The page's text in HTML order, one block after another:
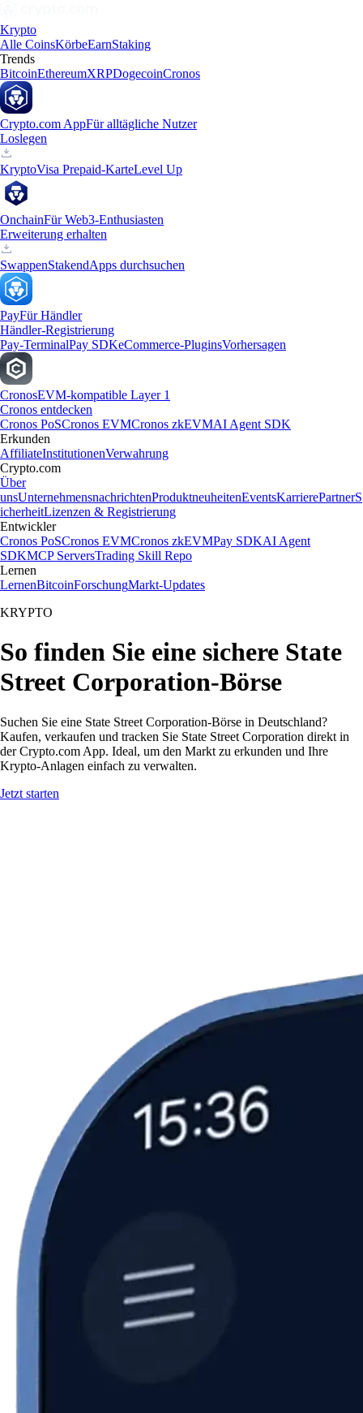
Krypto
Alle CoinsKörbeEarnStaking
Trends
BitcoinEthereumXRPDogecoinCronos
Crypto.com AppFür alltägliche Nutzer
Loslegen
KryptoVisa Prepaid-KarteLevel Up
OnchainFür Web3-Enthusiasten
Erweiterung erhalten
SwappenStakendApps durchsuchen
PayFür Händler
Händler-Registrierung
Pay-TerminalPay SDKeCommerce-PluginsVorhersagen
CronosEVM-kompatible Layer 1
Cronos entdecken
Cronos PoSCronos EVMCronos zkEVMAI Agent SDK
Erkunden
AffiliateInstitutionenVerwahrung
Crypto.com
Über
unsUnternehmensnachrichtenProduktneuheitenEventsKarrierePartnerS
icherheitLizenzen & Registrierung
Entwickler
Cronos PoSCronos EVMCronos zkEVMPay SDKAI Agent
SDKMCP ServersTrading Skill Repo
Lernen
LernenBitcoinForschungMarkt-Updates
KRYPTO
So finden Sie eine sichere State
Street Corporation-Börse
Suchen Sie eine State Street Corporation-Börse in Deutschland?
Kaufen, verkaufen und tracken Sie State Street Corporation direkt in
der Crypto.com App. Ideal, um den Markt zu erkunden und Ihre
Krypto-Anlagen einfach zu verwalten.
Jetzt starten